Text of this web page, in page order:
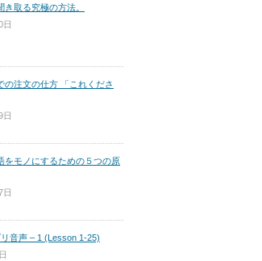
き取る究極の方法。
日
の注文の仕方 「これくださ
日
をモノにするための５つの原
日
音声 – 1 (Lesson 1-25)